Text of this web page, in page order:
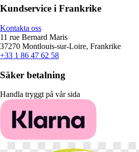
Kundservice i Frankrike
Kontakta oss
11 rue Bernard Maris
37270 Montlouis-sur-Loire, Frankrike
+33 1 86 47 62 58
Säker betalning
Handla tryggt på vår sida